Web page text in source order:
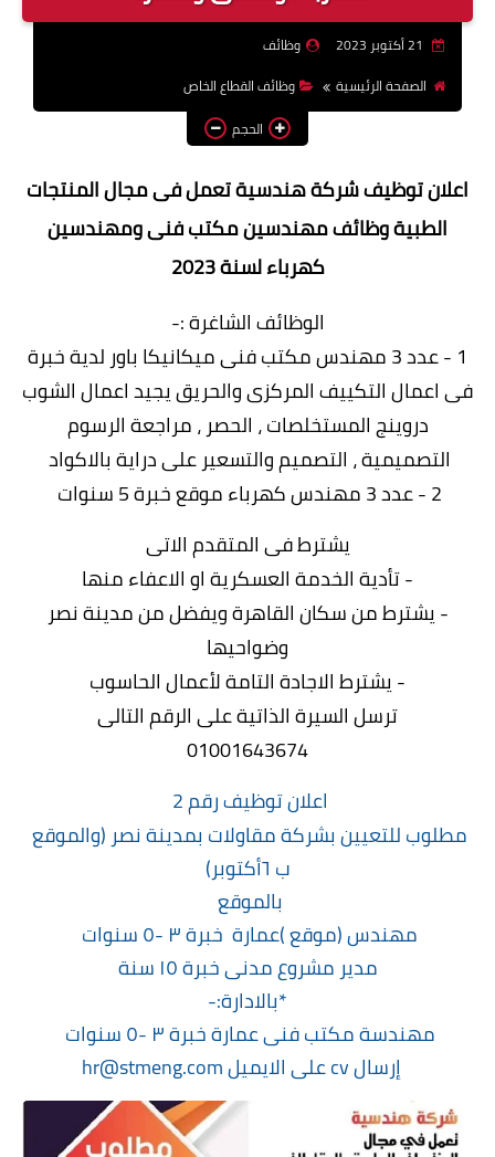
وظائف
الصفحة الرئيسية
وظائف القطاع الخاص
الحجم
اعلان توظيف شركة هندسية تعمل فى مجال المنتجات
الطبية وظائف مهندسين مكتب فنى ومهندسين
كهرباء لسنة 2023
الوظائف الشاغرة :-
1 - عدد 3 مهندس مكتب فنى ميكانيكا باور لدية خبرة
فى اعمال التكييف المركزى والحريق يجيد اعمال الشوب
دروينج المستخلصات ، الحصر ، مراجعة الرسوم
التصميمية ، التصميم والتسعير على دراية بالاكواد
2 - عدد 3 مهندس كهرباء موقع خبرة 5 سنوات
يشترط فى المتقدم الاتى
- تأدية الخدمة العسكرية او الاعفاء منها
- يشترط من سكان القاهرة ويفضل من مدينة نصر
وضواحيها
- يشترط الاجادة التامة لأعمال الحاسوب
ترسل السيرة الذاتية على الرقم التالى
01001643674
اعلان توظيف رقم 2
مطلوب للتعيين بشركة مقاولات بمدينة نصر (والموقع
ب ٦أكتوبر)
بالموقع
مهندس (موقع )عمارة خبرة ٣ -٥ سنوات
مدير مشروع مدنى خبرة ١٥ سنة
*بالادارة:-
مهندسة مكتب فنى عمارة خبرة ٣ -٥ سنوات
إرسال cv على الايميل hr@stmeng.com